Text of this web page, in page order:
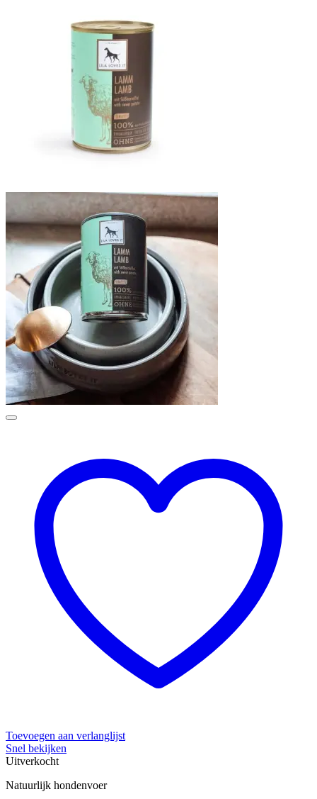
Toevoegen aan verlanglijst
Snel bekijken
Uitverkocht
Natuurlijk hondenvoer